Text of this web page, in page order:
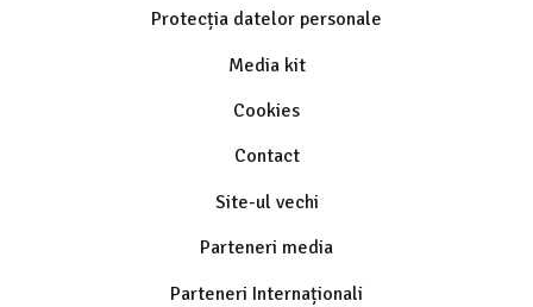
Protecția datelor personale
Media kit
Cookies
Contact
Site-ul vechi
Parteneri media
Parteneri Internaționali